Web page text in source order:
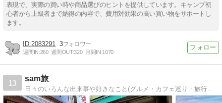
表現で、実際の買い時や商品選びのヒントを提供しています。キャンプ初
心者から上級者まで納得の内容で、費用対効果の高い買い物をサポートし
ます。
2083291 3
週間IN:260 週間OUT:320 月間IN:1070
13
sam旅
日々のいろんな出来事や好きなこと(グルメ・カフェ巡り・旅行・キャンプなど)をゆる~くお届けしているブログです！